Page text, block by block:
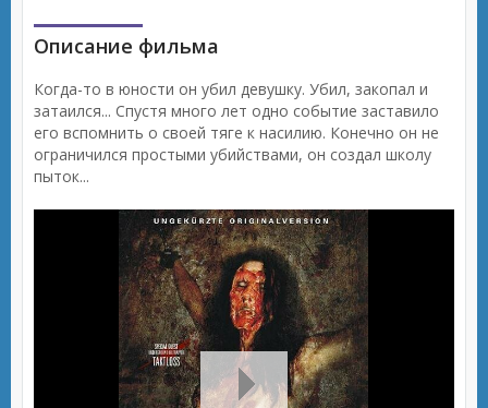
Описание фильма
Когда-то в юности он убил девушку. Убил, закопал и
затаился... Спустя много лет одно событие заставило
его вспомнить о своей тяге к насилию. Конечно он не
ограничился простыми убийствами, он создал школу
пыток...